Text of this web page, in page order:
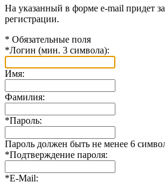
На указанный в форме e-mail придет
регистрации.
* Обязательные поля
*Логин (мин. 3 символа):
Имя:
Фамилия:
*Пароль:
Пароль должен быть не менее 6
*Подтверждение пароля:
*E-Mail: